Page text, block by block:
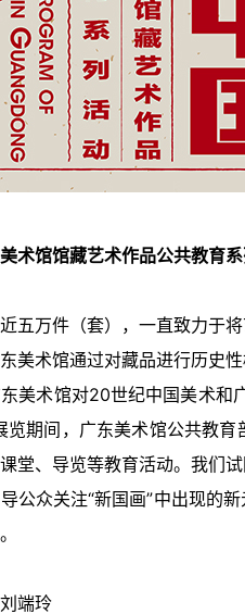
术馆馆藏艺术作品公共教育
五万件（套），一直致力于
美术馆通过对藏品进行历史
美术馆对20世纪中国美术
览期间，广东美术馆公共教
堂、导览等教育活动。我们
公众关注“新国画”中出现的
端玲